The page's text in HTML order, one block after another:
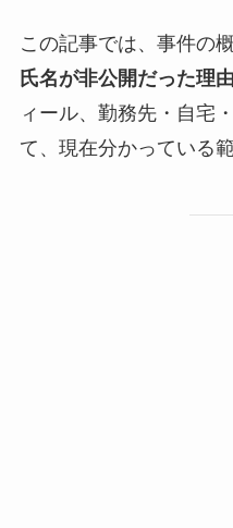
この記事では、事件の
氏名が非公開だった理由
ィール、勤務先・自宅
て、現在分かっている